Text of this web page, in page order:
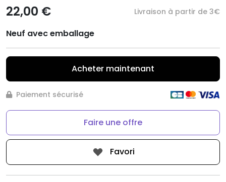
22,00 €
Livraison à partir de 3€
Neuf avec emballage
Acheter maintenant
Paiement sécurisé
Faire une offre
Favori